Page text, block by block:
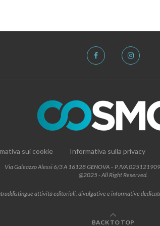
sui cookie Informativa sulla privacy
Via Galeazzo Alessi 6/3 A 16128 GENOVA – P.IVA
@2025 - All Right Reserved.
attività editoriali, divulgative e informative
BACK TO TOP